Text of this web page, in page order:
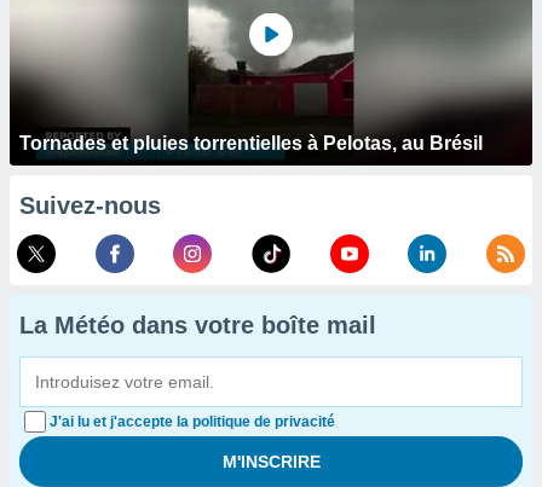
Tornades et pluies torrentielles à Pelotas, au Brésil
Suivez-nous
La Météo dans votre boîte mail
J'ai lu et j'accepte la politique de privacité